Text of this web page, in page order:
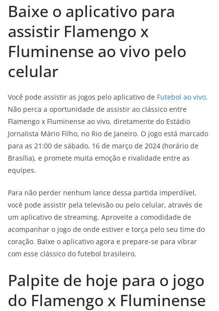
Baixe o aplicativo para
assistir Flamengo x
Fluminense ao vivo pelo
celular
Você pode assistir as jogos pelo aplicativo de Futebol ao vivo.
Não perca a oportunidade de assistir ao clássico entre
Flamengo x Fluminense ao vivo, diretamente do Estádio
Jornalista Mário Filho, no Rio de Janeiro. O jogo está marcado
para as 21:00 de sábado, 16 de março de 2024 (horário de
Brasília), e promete muita emoção e rivalidade entre as
equipes.
Para não perder nenhum lance dessa partida imperdível,
você pode assistir pela televisão ou pelo celular, através de
um aplicativo de streaming. Aproveite a comodidade de
acompanhar o jogo de onde estiver e torça pelo seu time do
coração. Baixe o aplicativo agora e prepare-se para vibrar
com esse clássico do futebol brasileiro.
Palpite de hoje para o jogo
do Flamengo x Fluminense